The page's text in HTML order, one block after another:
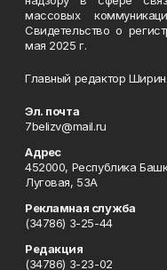
массовых
Свидетельство о
мая 2025 г.
Главный редактор
Эл. почта
7belizv@mail.ru
Адрес
452000, Республика
Луговая, 53А
Рекламная служба
(34786) 3-25-44
Редакция
(34786) 3-23-02